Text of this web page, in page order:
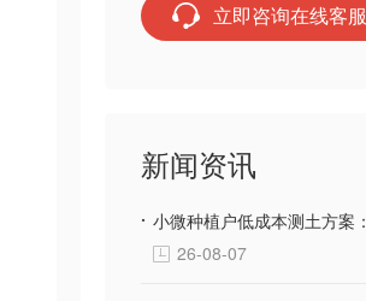
立即咨询在线客服
新闻资讯
26-08-07